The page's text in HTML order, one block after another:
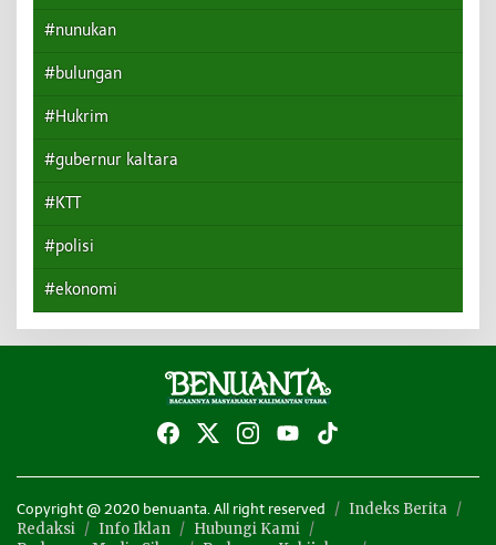
#nunukan
#bulungan
#Hukrim
#gubernur kaltara
#KTT
#polisi
#ekonomi
Copyright @ 2020 benuanta. All right reserved
Indeks Berita
Redaksi
Info Iklan
Hubungi Kami